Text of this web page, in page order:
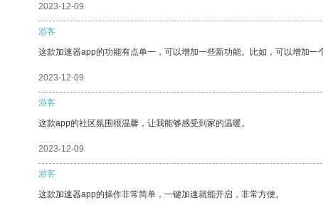
2023-12-09
游客
这款加速器app的功能有点单一，可以增加一些新功能。比如，可以增加
2023-12-09
游客
这款app的社区氛围很温馨，让我能够感受到家的温暖。
2023-12-09
游客
这款加速器app的操作非常简单，一键加速就能开启，非常方便。